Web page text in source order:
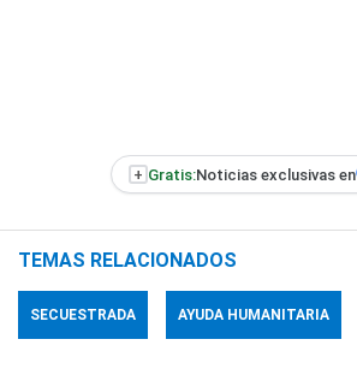
+ Gratis:Noticias exclusivas en
TEMAS RELACIONADOS
SECUESTRADA AYUDA HUMANITARIA